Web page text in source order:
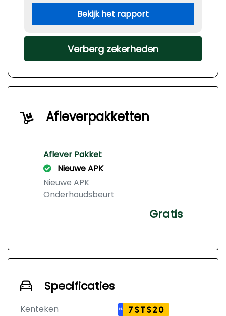
Bekijk het rapport
Verberg zekerheden
Afleverpakketten
Aflever Pakket
Nieuwe APK
Nieuwe APK
Onderhoudsbeurt
Gratis
Specificaties
Kenteken NL 7STS20